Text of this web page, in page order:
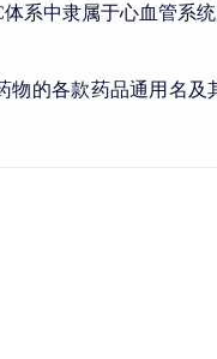
系中隶属于心血管系
的各款药品通用名